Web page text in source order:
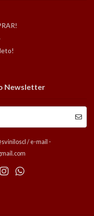
Newsletter
/ e-mail -